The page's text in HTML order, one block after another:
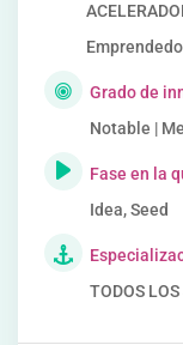
Grado de
Notable |
Fase en la
Idea, Seed
TODOS LOS